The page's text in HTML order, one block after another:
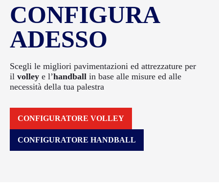
CONFIGURA
ADESSO
Scegli le migliori pavimentazioni ed attrezzature per
il volley e l’handball in base alle misure ed alle
necessità della tua palestra
CONFIGURATORE VOLLEY
CONFIGURATORE HANDBALL